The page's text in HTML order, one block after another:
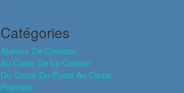
Catégories
Ateliers De Création
Au Cœur De La Couleur
Du Corps Du Poète Au Corps
Poétique